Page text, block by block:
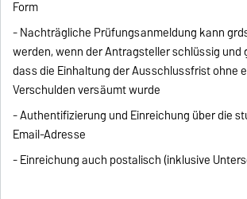
Form
- Nachträgliche Prüfungsanmeldung kann
werden, wenn der Antragsteller schlüssig und
dass die Einhaltung der Ausschlussfrist ohne
Verschulden versäumt wurde
- Authentifizierung und Einreichung über die
Email-Adresse
- Einreichung auch postalisch (inklusive